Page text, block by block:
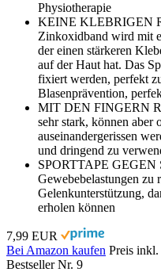
Physiotherapie
KEINE KLEBRIGEN
Zinkoxidband wird mit
der einen stärkeren
auf der Haut hat. Das
fixiert werden, perfekt
Blasenprävention,
MIT DEN FINGERN
sehr stark, können aber
auseinandergerissen
und dringend zu
SPORTTAPE GEGEN
Gewebebelastungen zu
Gelenkunterstützung,
erholen können
7,99 EUR
Bei Amazon kaufen Preis
Bestseller Nr. 9